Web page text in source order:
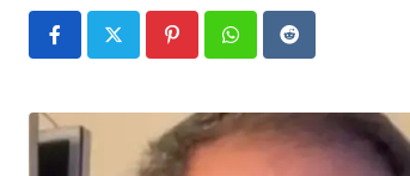
PinterestWhatsappReddit